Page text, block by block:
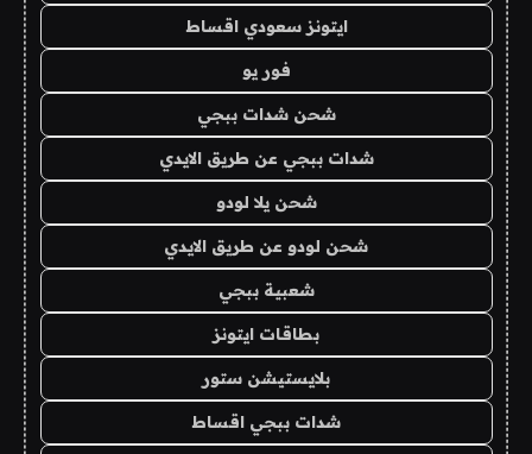
ايتونز سعودي اقساط
فور يو
شحن شدات ببجي
شدات ببجي عن طريق الايدي
شحن يلا لودو
شحن لودو عن طريق الايدي
شعبية ببجي
بطاقات ايتونز
بلايستيشن ستور
شدات ببجي اقساط